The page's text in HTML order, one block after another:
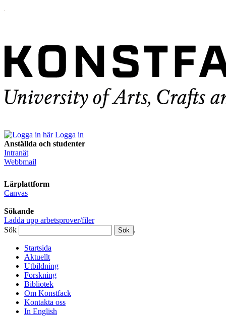
Logga in
Anställda och studenter
Intranät
Webbmail
Lärplattform
Canvas
Sökande
Ladda upp arbetsprover/filer
Sök
.
Startsida
Aktuellt
Utbildning
Forskning
Bibliotek
Om Konstfack
Kontakta oss
In English